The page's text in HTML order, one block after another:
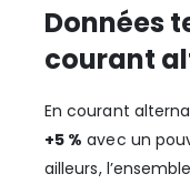
Données
courant
En courant
+5 % avec un
ailleurs,